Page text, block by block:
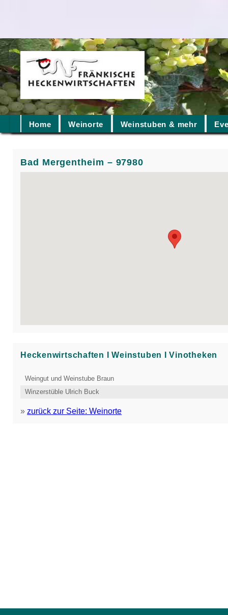
Home Weinorte Weinstuben & mehr
Bad Mergentheim – 97980
Heckenwirtschaften Ι Weinstuben Ι Vinotheken
Weingut und Weinstube Braun
Winzerstüble Ulrich Buck
» zurück zur Seite: Weinorte